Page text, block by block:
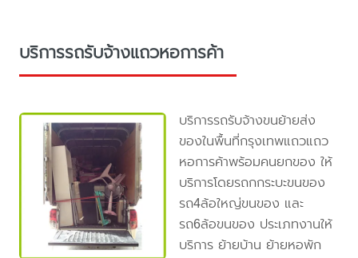
บริการรถรับจ้างแถวหอการค้า
บริการรถรับจ้างขนย้ายส่ง
ของในพื้นที่กรุงเทพแถวแถว
หอการค้าพร้อมคนยกของ ให้
บริการโดยรถกกระบะขนของ
รถ4ล้อใหญ่ขนของ และ
รถ6ล้อขนของ ประเภทงานให้
บริการ ย้ายบ้าน ย้ายหอพัก